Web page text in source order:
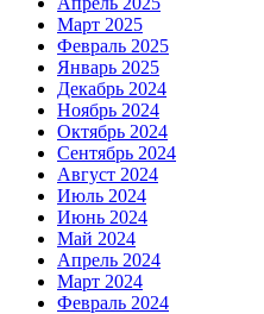
Март 2025
Февраль 2025
Январь 2025
Декабрь 2024
Ноябрь 2024
Октябрь 2024
Сентябрь 2024
Август 2024
Июль 2024
Июнь 2024
Май 2024
Апрель 2024
Март 2024
Февраль 2024